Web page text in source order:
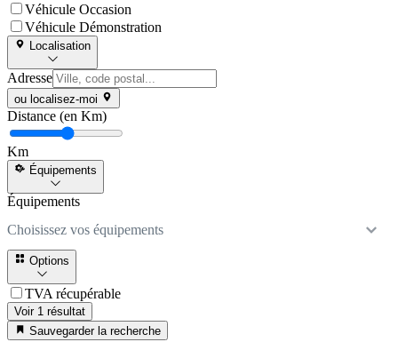
Véhicule Occasion
Véhicule Démonstration
Localisation
Adresse
ou localisez-moi
Distance (en Km)
Km
Équipements
Équipements
Choisissez vos équipements
Options
TVA récupérable
Voir 1 résultat
Sauvegarder la recherche